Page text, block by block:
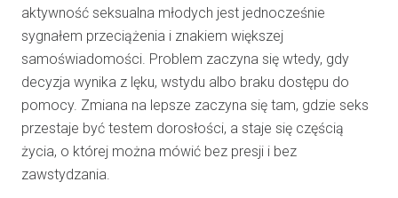
aktywność seksualna młodych jest jednocześnie
sygnałem przeciążenia i znakiem większej
samoświadomości. Problem zaczyna się wtedy, gdy
decyzja wynika z lęku, wstydu albo braku dostępu do
pomocy. Zmiana na lepsze zaczyna się tam, gdzie seks
przestaje być testem dorosłości, a staje się częścią
życia, o której można mówić bez presji i bez
zawstydzania.